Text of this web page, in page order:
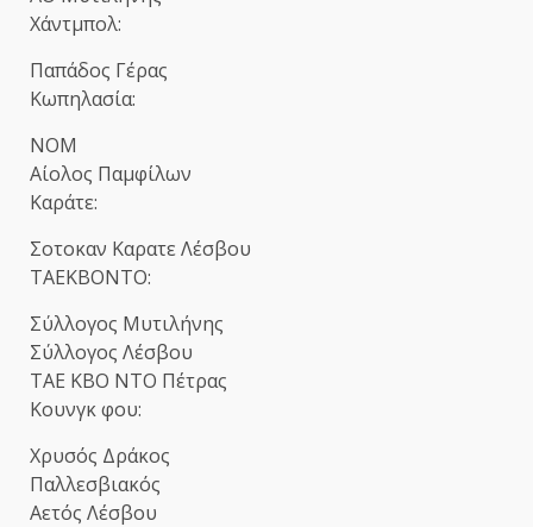
Χάντμπολ:
Παπάδος Γέρας
Κωπηλασία:
ΝΟΜ
Αίολος Παμφίλων
Καράτε:
Σοτοκαν Καρατε Λέσβου
ΤΑΕΚΒΟΝΤΟ:
Σύλλογος Μυτιλήνης
Σύλλογος Λέσβου
ΤΑΕ ΚΒΟ ΝΤΟ Πέτρας
Κουνγκ φου:
Χρυσός Δράκος
Παλλεσβιακός
Αετός Λέσβου